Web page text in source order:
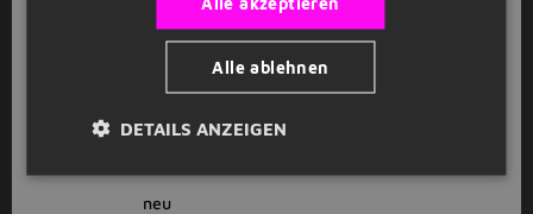
Duales Studium Maschinenbau 2027
(m/w/d)
OPTIMA packaging group GmbH
neu
Alle ablehnen
DETAILS ANZEIGEN